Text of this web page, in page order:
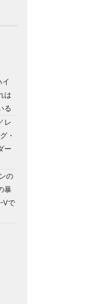
イ
は
る
レ
・
ー
の
暴
Vで